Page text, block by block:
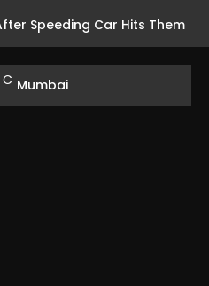
Speeding Car Hits Them
C Mumbai